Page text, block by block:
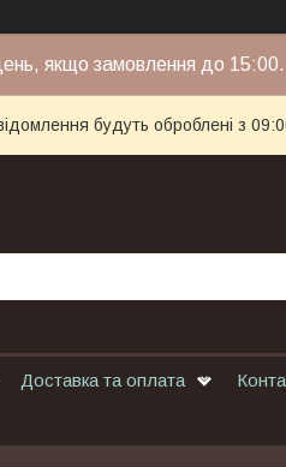
якщо замовлення до 15:00.
будуть оброблені з
Доставка та оплата